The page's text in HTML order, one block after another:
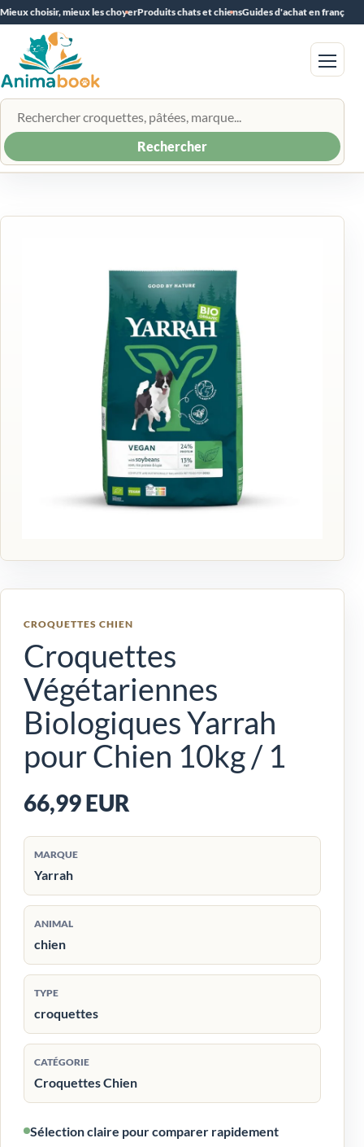
Mieux choisir, mieux les choyerProduits chats et chiensGuides d'achat en français
Rechercher un produit
Rechercher
Menu
CROQUETTES CHIEN
Croquettes
Végétariennes
Biologiques Yarrah
pour Chien 10kg / 1
66,99 EUR
MARQUE
Yarrah
ANIMAL
chien
TYPE
croquettes
CATÉGORIE
Croquettes Chien
Sélection claire pour comparer rapidement